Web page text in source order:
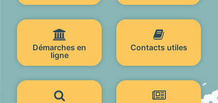
Démarches en
ligne
Contacts utiles